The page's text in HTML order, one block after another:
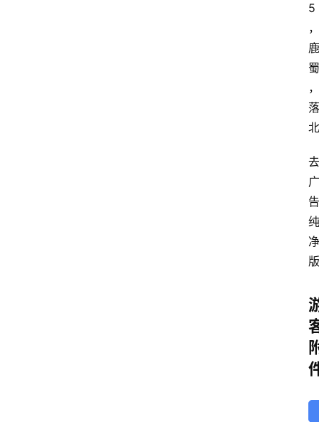
5
，
鹿
蜀
，
落
北
去
广
告
纯
净
版